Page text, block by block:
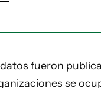
fueron
se